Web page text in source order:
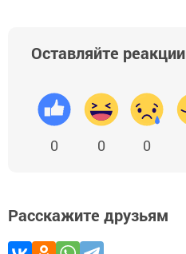
Оставляйте реакции
0 0 0
Расскажите друзьям